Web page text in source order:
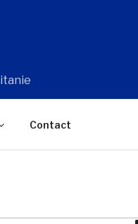
Contact